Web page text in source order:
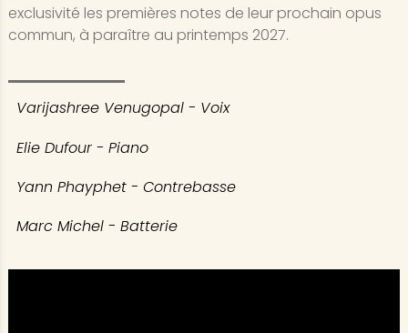
exclusivité les premières notes de leur prochain opus
commun, à paraître au printemps 2027.
Varijashree Venugopal - Voix
Elie Dufour - Piano
Yann Phayphet - Contrebasse
Marc Michel - Batterie